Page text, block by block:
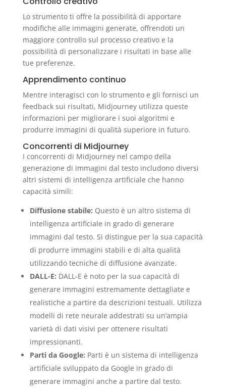
Lo strumento ti offre la possibilità di apportare
modifiche alle immagini generate, offrendoti un
maggiore controllo sul processo creativo e la
possibilità di personalizzare i risultati in base alle
tue preferenze.
Apprendimento continuo
Mentre interagisci con lo strumento e gli fornisci un
feedback sui risultati, Midjourney utilizza queste
informazioni per migliorare i suoi algoritmi e
produrre immagini di qualità superiore in futuro.
Concorrenti di Midjourney
I concorrenti di Midjourney nel campo della
generazione di immagini dal testo includono diversi
altri sistemi di intelligenza artificiale che hanno
capacità simili:
Diffusione stabile: Questo è un altro sistema di
intelligenza artificiale in grado di generare
immagini dal testo. Si distingue per la sua capacità
di produrre immagini stabili e di alta qualità
utilizzando tecniche di diffusione avanzate.
DALL-E: DALL-E è noto per la sua capacità di
generare immagini estremamente dettagliate e
realistiche a partire da descrizioni testuali. Utilizza
modelli di rete neurale addestrati su un’ampia
varietà di dati visivi per ottenere risultati
impressionanti.
Parti da Google: Parti è un sistema di intelligenza
artificiale sviluppato da Google in grado di
generare immagini anche a partire dal testo.